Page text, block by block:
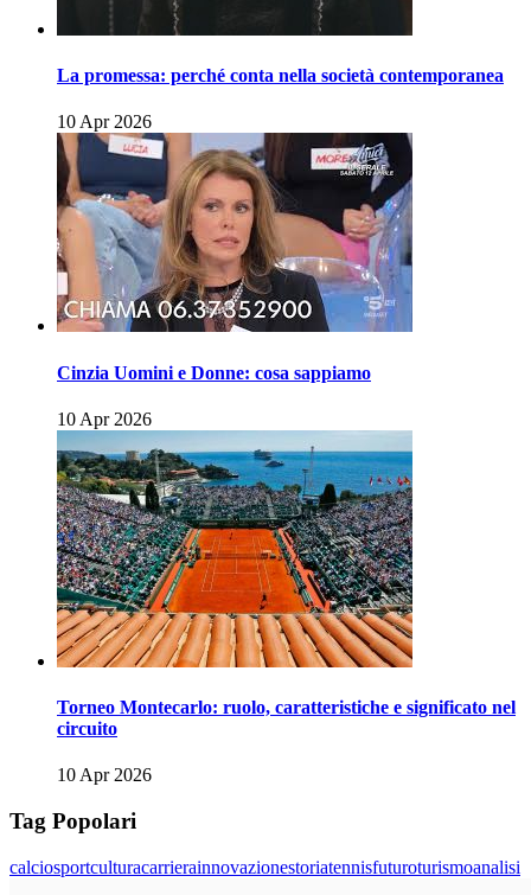
La promessa: perché conta nella società contemporanea
10 Apr 2026
Cinzia Uomini e Donne: cosa sappiamo
10 Apr 2026
Torneo Montecarlo: ruolo, caratteristiche e significato nel
circuito
10 Apr 2026
Tag Popolari
calciosportculturacarrierainnovazionestoriatennisfuturoturismoanalisi